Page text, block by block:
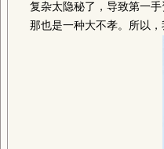
复杂太隐秘了，导致第一
那也是一种大不孝。所以